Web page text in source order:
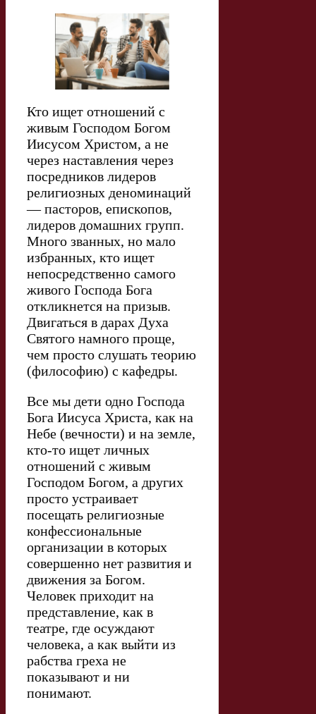
Кто ищет отношений с
живым Господом Богом
Иисусом Христом, а не
через наставления через
посредников лидеров
религиозных деноминаций
— пасторов, епископов,
лидеров домашних групп.
Много званных, но мало
избранных, кто ищет
непосредственно самого
живого Господа Бога
откликнется на призыв.
Двигаться в дарах Духа
Святого намного проще,
чем просто слушать теорию
(философию) с кафедры.
Все мы дети одно Господа
Бога Иисуса Христа, как на
Небе (вечности) и на земле,
кто-то ищет личных
отношений с живым
Господом Богом, а других
просто устраивает
посещать религиозные
конфессиональные
организации в которых
совершенно нет развития и
движения за Богом.
Человек приходит на
представление, как в
театре, где осуждают
человека, а как выйти из
рабства греха не
показывают и ни
понимают.